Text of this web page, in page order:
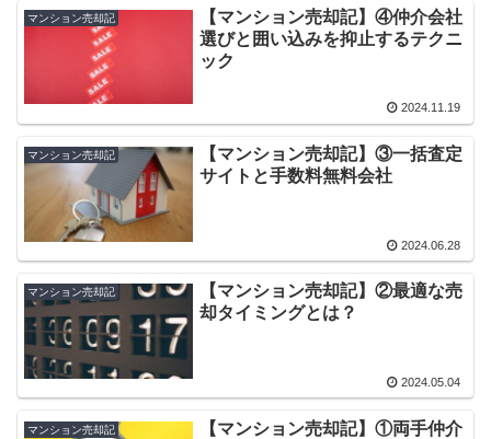
マンション売却記
【マンション売却記】④仲介会社
選びと囲い込みを抑止するテクニ
ック
2024.11.19
マンション売却記
【マンション売却記】③一括査定
サイトと手数料無料会社
2024.06.28
マンション売却記
【マンション売却記】②最適な売
却タイミングとは？
2024.05.04
マンション売却記
【マンション売却記】①両手仲介